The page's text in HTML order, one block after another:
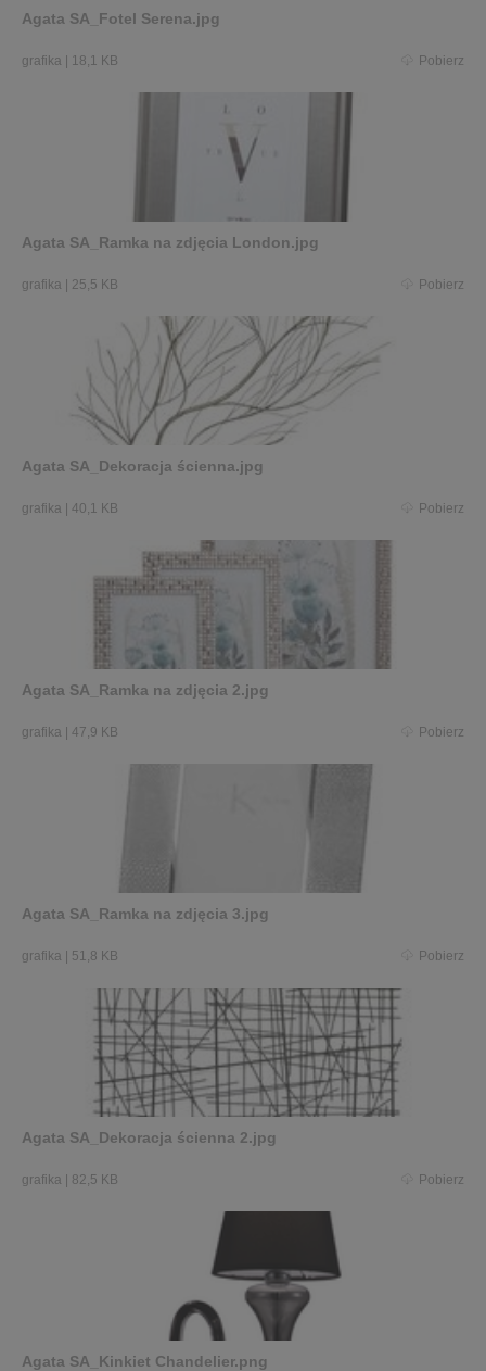
Agata SA_Fotel Serena.jpg
grafika 18,1 KB Pobierz
Agata SA_Ramka na zdjęcia London.jpg
grafika 25,5 KB Pobierz
Agata SA_Dekoracja ścienna.jpg
grafika 40,1 KB Pobierz
Agata SA_Ramka na zdjęcia 2.jpg
grafika 47,9 KB Pobierz
Agata SA_Ramka na zdjęcia 3.jpg
grafika 51,8 KB Pobierz
Agata SA_Dekoracja ścienna 2.jpg
grafika 82,5 KB Pobierz
Agata SA_Kinkiet Chandelier.png